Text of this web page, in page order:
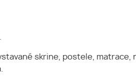
skrine, postele, matrace,